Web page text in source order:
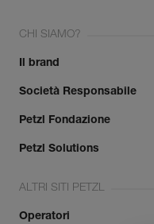
CHI SIAMO?
Il brand
Società Responsabile
Petzl Fondazione
Petzl Solutions
ALTRI SITI PETZL
Operatori